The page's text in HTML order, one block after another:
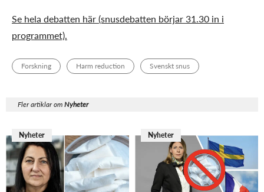
Se hela debatten här (snusdebatten börjar 31.30 in i
programmet).
Forskning Harm reduction Svenskt snus
Fler artiklar omNyheter
Nyheter Nyheter